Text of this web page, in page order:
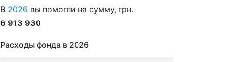
В 2026 вы помогли на сумму, грн.
6 913 930
Расходы фонда в 2026